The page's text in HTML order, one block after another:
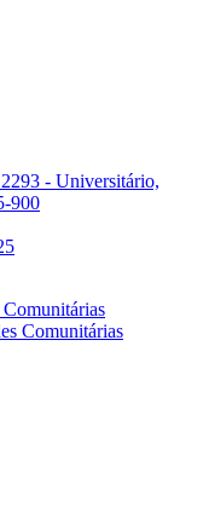
- Universitário,
900